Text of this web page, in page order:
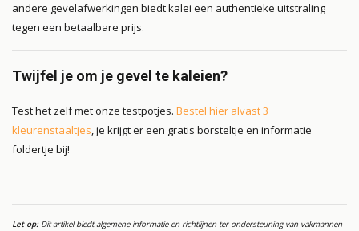
andere gevelafwerkingen biedt kalei een authentieke uitstraling
tegen een betaalbare prijs.
Twijfel je om je gevel te kaleien?
Test het zelf met onze testpotjes. Bestel hier alvast 3
kleurenstaaltjes, je krijgt er een gratis borsteltje en informatie
foldertje bij!
Let op: Dit artikel biedt algemene informatie en richtlijnen ter ondersteuning van vakmannen